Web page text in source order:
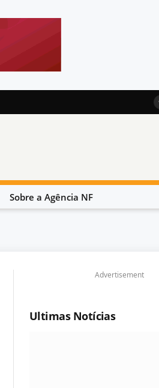
Sobre a Agência NF
Advertisement
Ultimas Notícias